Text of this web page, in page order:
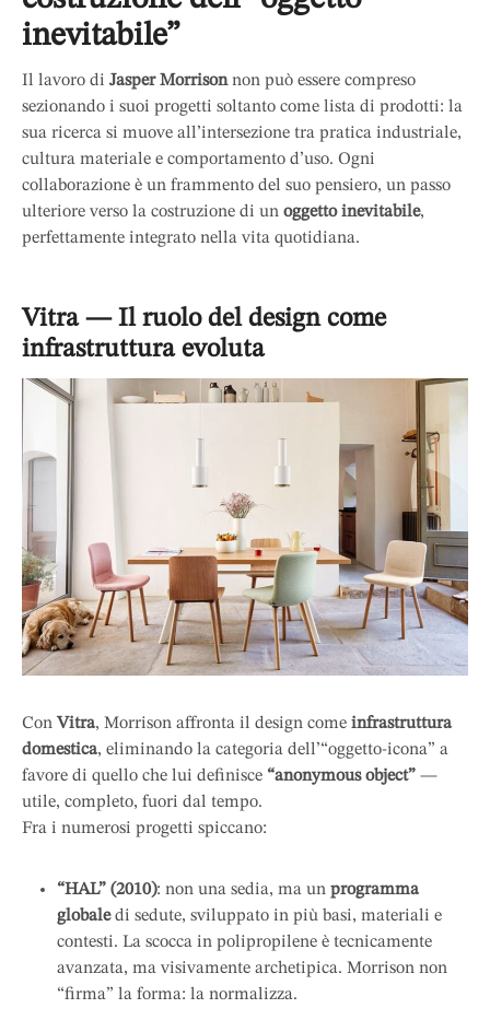
inevitabile”
Il lavoro di Jasper Morrisonnon può essere compreso
sezionando i suoi progetti soltanto come lista di prodotti: la
sua ricerca si muove all’intersezione tra pratica industriale,
cultura materiale e comportamento d’uso. Ogni
collaborazione è un frammento del suo pensiero, un passo
ulteriore verso la costruzione di un oggetto inevitabile,
perfettamente integrato nella vita quotidiana.
Vitra — Il ruolo del design come
infrastruttura evoluta
ConVitra, Morrison affronta il design come infrastruttura
domestica, eliminando la categoria dell’“oggetto‐icona” a
favore di quello che lui definisce “anonymous object” —
utile, completo, fuori dal tempo.
Fra i numerosi progetti spiccano:
“HAL” (2010): non una sedia, ma un programma
globaledi sedute, sviluppato in più basi, materiali e
contesti. La scocca in polipropilene è tecnicamente
avanzata, ma visivamente archetipica. Morrison non
“firma” la forma: la normalizza.